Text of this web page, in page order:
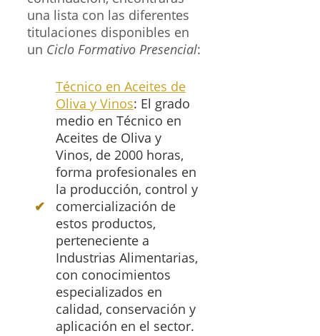
una lista con las diferentes
titulaciones disponibles en
un Ciclo Formativo Presencial:
Técnico en Aceites de
Oliva y Vinos: El grado
medio en Técnico en
Aceites de Oliva y
Vinos, de 2000 horas,
forma profesionales en
la producción, control y
comercialización de
estos productos,
perteneciente a
Industrias Alimentarias,
con conocimientos
especializados en
calidad, conservación y
aplicación en el sector.